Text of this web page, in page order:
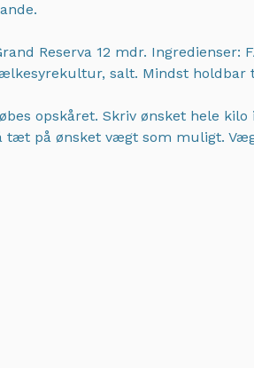
Reserva 12 mdr. Ingredienser:
salt. Mindst holdbar
opskåret. Skriv ønsket hele
tæt på ønsket vægt som muligt.